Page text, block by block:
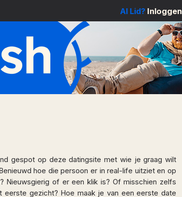
Al Lid? Inloggen
gespot op deze datingsite met wie je graag wilt
hoe die persoon er in real-life uitziet en op
Nieuwsgierig of er een klik is? Of misschien zelfs
eerste gezicht? Hoe maak je van een eerste date